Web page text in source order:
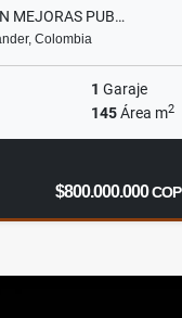
MEJORAS PUB…
Colombia
1 Garaje
145Área m2
$800.000.000COP